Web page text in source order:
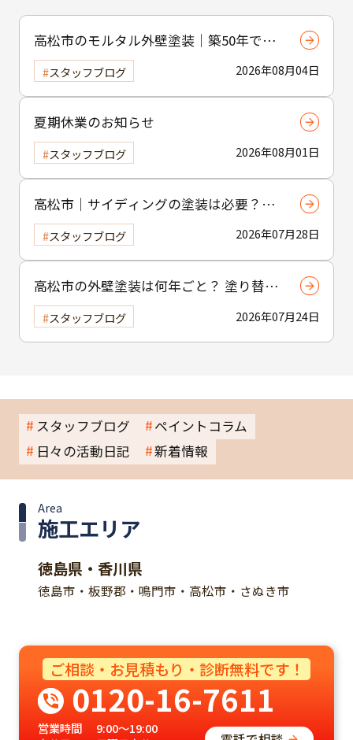
高松市のモルタル外壁塗装｜築50年でも
意味はある？補修と下塗りの重要性を解
説
2026年08月04日
スタッフブログ
夏期休業のお知らせ
2026年08月01日
スタッフブログ
高松市｜サイディングの塗装は必要？種
類ごとの特徴と最適なメンテナンス方法
を徹底解説
2026年07月28日
スタッフブログ
高松市の外壁塗装は何年ごと？ 塗り替え
時期の目安と失敗しない判断方法を解説2026年07月24日
スタッフブログ
スタッフブログ
ペイントコラム
日々の活動日記
新着情報
施工エリア
Area
徳島県・香川県
徳島市・板野郡・鳴門市・高松市・さぬき市
ご相談・お見積もり・診断無料です！
0120-16-7611
営業時間
9:00～19:00